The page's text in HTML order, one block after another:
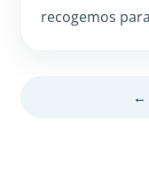
recogemos
←